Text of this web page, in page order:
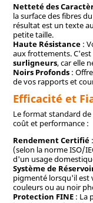
Netteté des
la surface des fibres
résultat est un texte
petite taille.
Haute Résistance:
aux frottements. C'est
surligneurs, car elle
Noirs Profonds:
de vos rapports et
Efficacité et
Le format standard
coût et performance :
Rendement Certifié
(selon la norme ISO/
d'un usage
Système de
pigmenté lorsqu'il est
couleurs ou au noir
Protection FINE: La